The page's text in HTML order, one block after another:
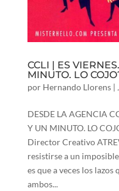
CCLI | ES
MINUTO. LO
por Hernando Llorens|
DESDE LA AGENCIA
Y UN MINUTO. LO
Director Creativo
resistirse a un
es que a veces los lazos
ambos...